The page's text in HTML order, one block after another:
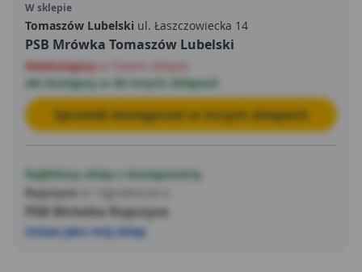
klientów. Powstał przy użyciu wysokogatunkowej stali,
która dzięki ocynkowi zyskała doskonałe zabezpieczenie
antykorozyjne - w efekcie niestraszne jej czynniki
atmosferyczne. To rozwiązanie, które będzie cieszyć
Twoje oczy i spełniać swoje funkcje na przestrzeni wielu
lat! Najlepszym potwierdzeniem jakości panelu jest 5-
letnia gwarancja producenta.
W sklepie
Tomaszów Lubelski ul. Łaszczowiecka 14
PSB Mrówka Tomaszów Lubelski
Niedostępny
ale dostępny w 46 innych sklepach
Sprawdź dostępność w innych sklepach
Najbliższy sklep z dostępnością
Ropczyce
PSB Mrówka Ropczyce
Ustaw jako mój sklep